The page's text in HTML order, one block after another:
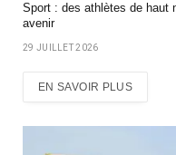
Sport : des athlètes de haut
avenir
29 JUILLET 2026
EN SAVOIR PLUS